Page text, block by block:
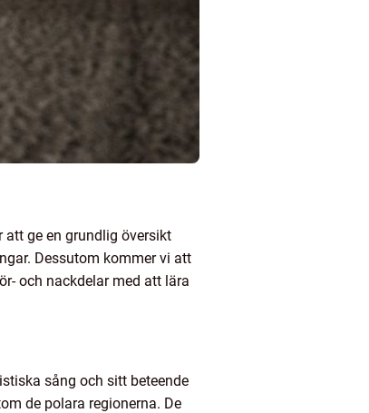
ge en grundlig översikt
Dessutom kommer vi att
och nackdelar med att lära
sång och sitt beteende
de polara regionerna. De